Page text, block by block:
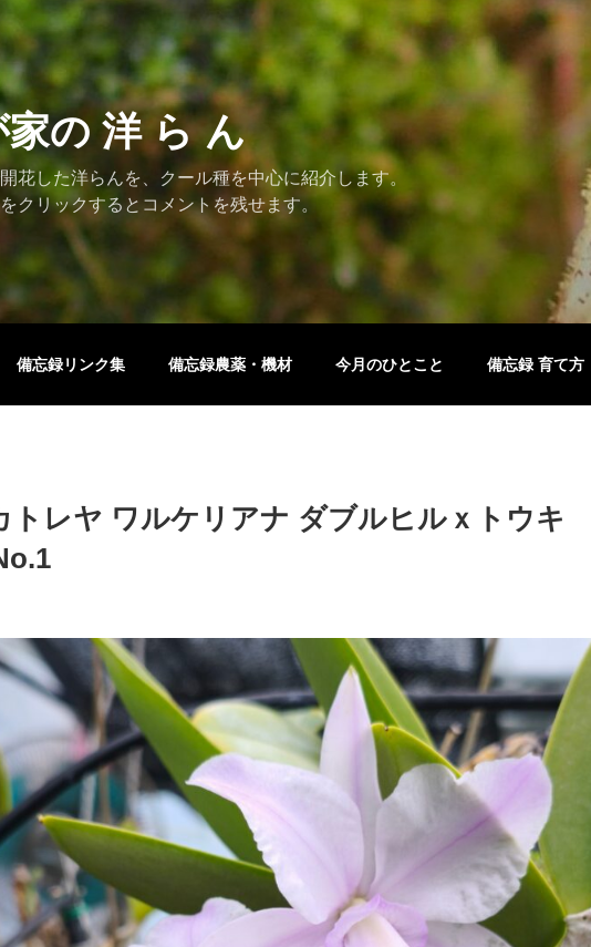
の 洋 ら ん
花した洋らんを、クール種を中心に紹介します。
クリックするとコメントを残せます。
備忘録リンク集 備忘録農薬・機材 今月のひとこと 備忘録 育て方
トレヤ ワルケリアナ ダブルヒルｘトウキ